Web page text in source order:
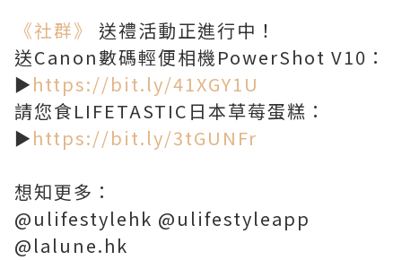
《社群》
送禮活動正進行中！
送Canon數碼輕便相機PowerShot V10：
►https://bit.ly/41XGY1U
請您食LIFETASTIC日本草莓蛋糕：
►https://bit.ly/3tGUNFr
想知更多：
@ulifestylehk @ulifestyleapp
@lalune.hk